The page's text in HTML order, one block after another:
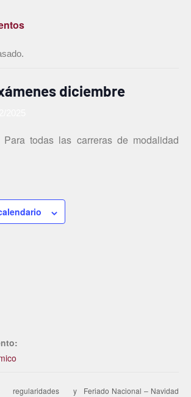
diciembre
todas las carreras de modalidad
y
Feriado Nacional – Navidad